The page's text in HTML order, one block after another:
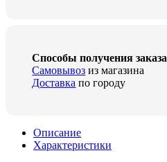
Способы получения заказа
Самовывоз из магазина
Доставка по городу
Описание
Характеристики